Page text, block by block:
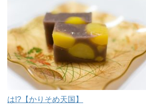
は!?【かりそめ天国】